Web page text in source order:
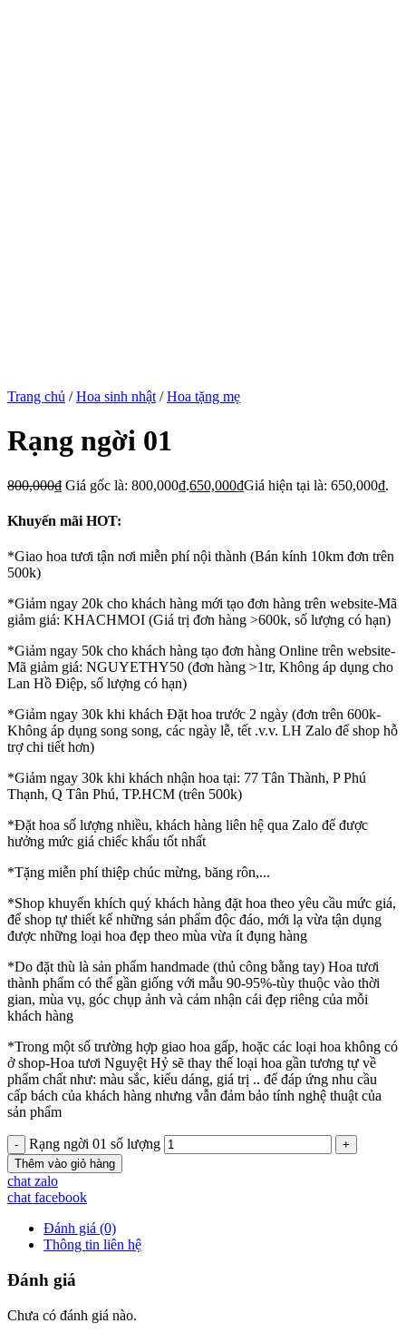
Trang chủ / Hoa sinh nhật / Hoa tặng mẹ
Rạng ngời 01
800,000₫ Giá gốc là: 800,000₫.650,000₫Giá hiện tại là: 650,000₫.
Khuyến mãi HOT:
*Giao hoa tươi tận nơi miễn phí nội thành (Bán kính 10km đơn trên
500k)
*Giảm ngay 20k cho khách hàng mới tạo đơn hàng trên website-Mã
giảm giá: KHACHMOI (Giá trị đơn hàng >600k, số lượng có hạn)
*Giảm ngay 50k cho khách hàng tạo đơn hàng Online trên website-
Mã giảm giá: NGUYETHY50 (đơn hàng >1tr, Không áp dụng cho
Lan Hồ Điệp, số lượng có hạn)
*Giảm ngay 30k khi khách Đặt hoa trước 2 ngày (đơn trên 600k-
Không áp dụng song song, các ngày lễ, tết .v.v. LH Zalo để shop hỗ
trợ chi tiết hơn)
*Giảm ngay 30k khi khách nhận hoa tại: 77 Tân Thành, P Phú
Thạnh, Q Tân Phú, TP.HCM (trên 500k)
*Đặt hoa số lượng nhiều, khách hàng liên hệ qua Zalo để được
hưởng mức giá chiếc khấu tốt nhất
*Tặng miễn phí thiệp chúc mừng, băng rôn,...
*Shop khuyến khích quý khách hàng đặt hoa theo yêu cầu mức giá,
để shop tự thiết kế những sản phẩm độc đáo, mới lạ vừa tận dụng
được những loại hoa đẹp theo mùa vừa ít đụng hàng
*Do đặt thù là sản phẩm handmade (thủ công bằng tay) Hoa tươi
thành phẩm có thể gần giống với mẫu 90-95%-tùy thuộc vào thời
gian, mùa vụ, góc chụp ảnh và cảm nhận cái đẹp riêng của mỗi
khách hàng
*Trong một số trường hợp giao hoa gấp, hoặc các loại hoa không có
ở shop-Hoa tươi Nguyệt Hỷ sẽ thay thế loại hoa gần tương tự về
phẩm chất như: màu sắc, kiểu dáng, giá trị .. để đáp ứng nhu cầu
cấp bách của khách hàng nhưng vẫn đảm bảo tính nghệ thuật của
sản phẩm
Rạng ngời 01 số lượng
Thêm vào giỏ hàng
chat zalo
chat facebook
Đánh giá (0)
Thông tin liên hệ
Đánh giá
Chưa có đánh giá nào.